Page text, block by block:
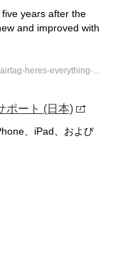
five years after the
and improved with
出典：https://9to5mac.com/2026/03/19/airtag-2-vs-airtag-heres-everything-new/?utm_source=chatgpt.com
ポート (日本)
、iPad、および